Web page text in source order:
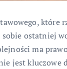
które
sobie ostatniej
ma
jest kluczowe